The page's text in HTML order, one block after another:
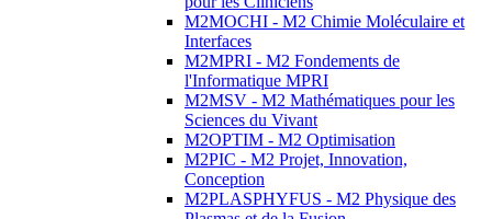
M2MOCHI - M2 Chimie Moléculaire et
Interfaces
M2MPRI - M2 Fondements de
l'Informatique MPRI
M2MSV - M2 Mathématiques pour les
Sciences du Vivant
M2OPTIM - M2 Optimisation
M2PIC - M2 Projet, Innovation,
Conception
M2PLASPHYFUS - M2 Physique des